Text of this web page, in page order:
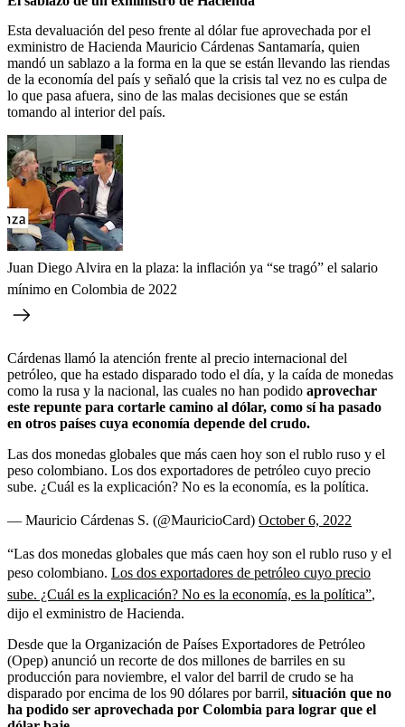
Esta devaluación del peso frente al dólar fue aprovechada por el
exministro de Hacienda Mauricio Cárdenas Santamaría, quien
mandó un sablazo a la forma en la que se están llevando las riendas
de la economía del país y señaló que la crisis tal vez no es culpa de
lo que pasa afuera, sino de las malas decisiones que se están
tomando al interior del país.
Juan Diego Alvira en la plaza: la inflación ya “se tragó” el salario
mínimo en Colombia de 2022
Cárdenas llamó la atención frente al precio internacional del
petróleo, que ha estado disparado todo el día, y la caída de monedas
como la rusa y la nacional, las cuales no han podido aprovechar
este repunte para cortarle camino al dólar, como sí ha pasado
en otros países cuya economía depende del crudo.
Las dos monedas globales que más caen hoy son el rublo ruso y el
peso colombiano. Los dos exportadores de petróleo cuyo precio
sube. ¿Cuál es la explicación? No es la economía, es la política.
— Mauricio Cárdenas S. (@MauricioCard) October 6, 2022
“Las dos monedas globales que más caen hoy son el rublo ruso y el
peso colombiano. Los dos exportadores de petróleo cuyo precio
sube. ¿Cuál es la explicación? No es la economía, es la política”,
dijo el exministro de Hacienda.
Desde que la Organización de Países Exportadores de Petróleo
(Opep) anunció un recorte de dos millones de barriles en su
producción para noviembre, el valor del barril de crudo se ha
disparado por encima de los 90 dólares por barril, situación que no
ha podido ser aprovechada por Colombia para lograr que el